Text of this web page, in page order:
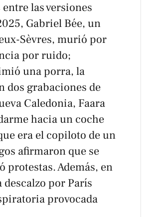
las versiones
Gabriel Bée, un
Sèvres, murió por
por ruido;
una porra, la
dos grabaciones de
Caledonia, Faara
hacia un coche
era el copiloto de un
afirmaron que se
protestas. Además, en
por París
provocada